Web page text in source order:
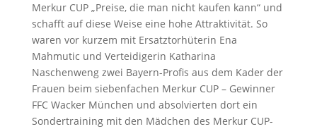
Merkur CUP „Preise, die man nicht kaufen kann“ und
schafft auf diese Weise eine hohe Attraktivität. So
waren vor kurzem mit Ersatztorhüterin Ena
Mahmutic und Verteidigerin Katharina
Naschenweng zwei Bayern-Profis aus dem Kader der
Frauen beim siebenfachen Merkur CUP – Gewinner
FFC Wacker München und absolvierten dort ein
Sondertraining mit den Mädchen des Merkur CUP-